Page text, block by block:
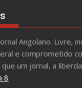
Angolano. Livre,
e comprometido
um jornal, a
8